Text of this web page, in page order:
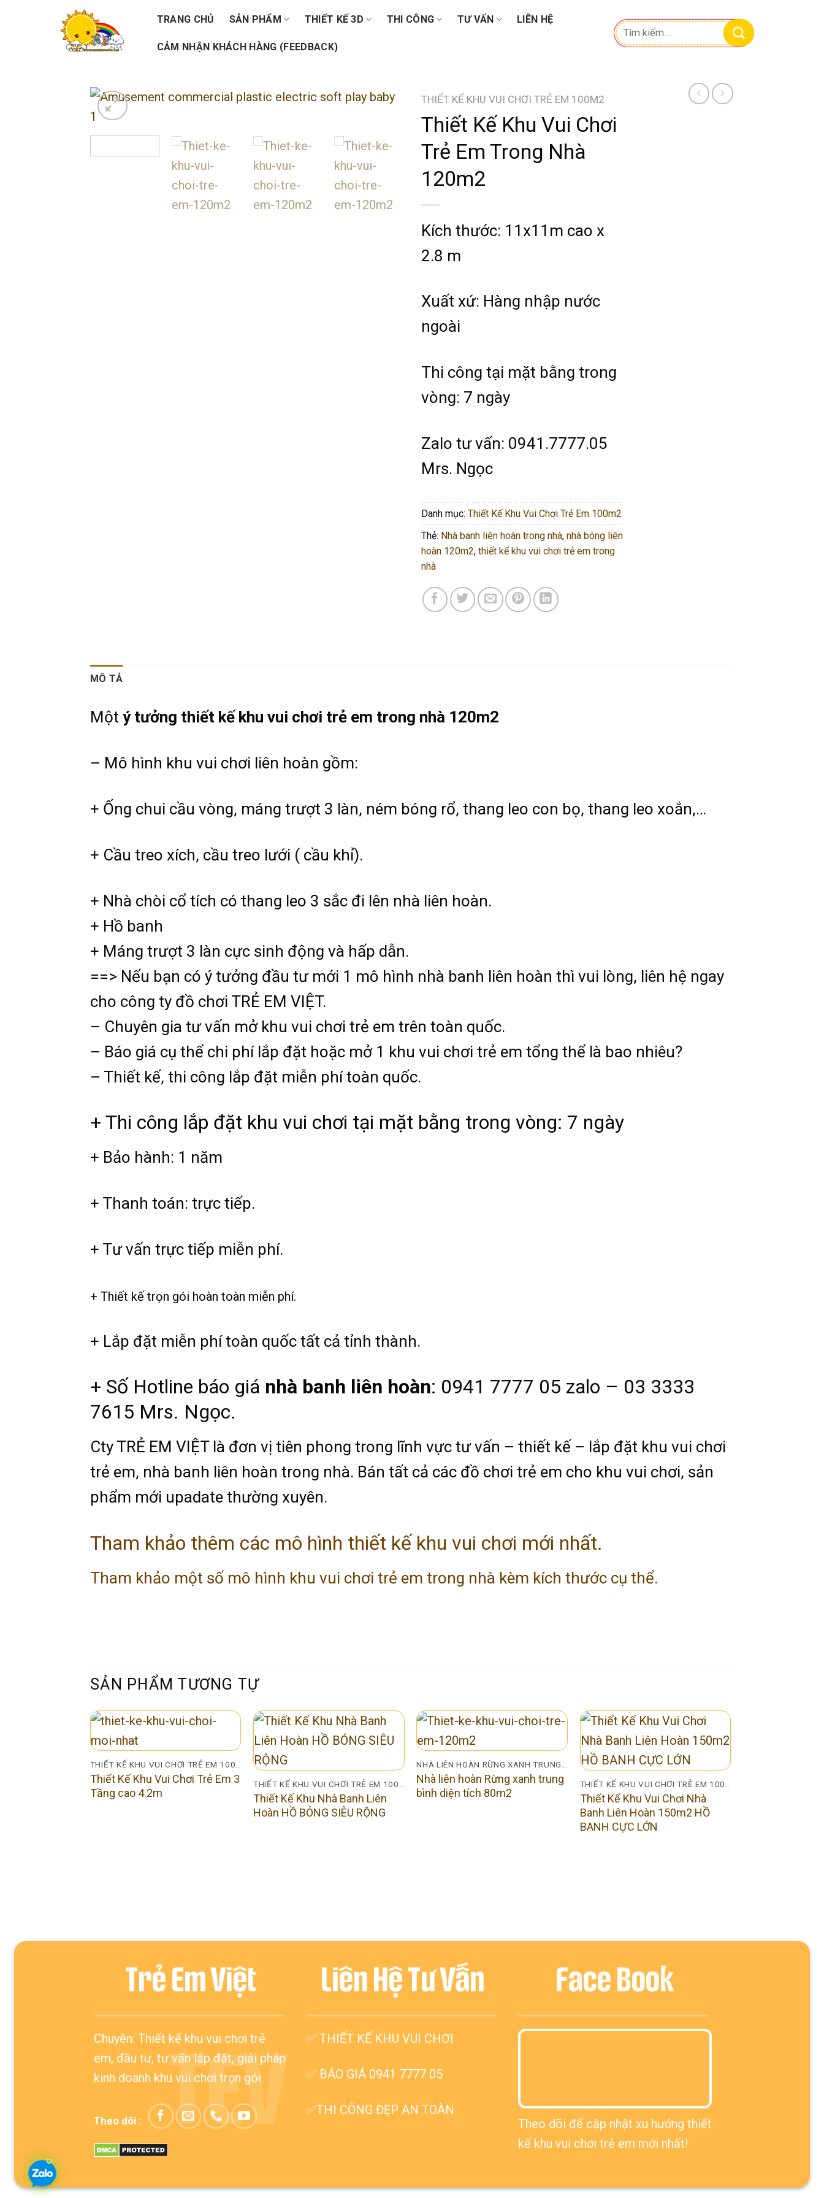
TRANG CHỦ SẢN PHẨM THIẾT KẾ 3D THI CÔNG TƯ VẤN LIÊN HỆ
CẢM NHẬN KHÁCH HÀNG (FEEDBACK)
Tìm
kiếm:
THIẾT KẾ KHU VUI CHƠI TRẺ EM 100M2
Thiết Kế Khu Vui Chơi
Trẻ Em Trong Nhà
120m2
Kích thước: 11x11m cao x
2.8 m
Xuất xứ: Hàng nhập nước
ngoài
Thi công tại mặt bằng trong
vòng: 7 ngày
Zalo tư vấn: 0941.7777.05
Mrs. Ngọc
Danh mục: Thiết Kế Khu Vui Chơi Trẻ Em 100m2
Thẻ: Nhà banh liên hoàn trong nhà, nhà bóng liên
hoàn 120m2, thiết kế khu vui chơi trẻ em trong
nhà
MÔ TẢ
Một ý tưởng thiết kế khu vui chơi trẻ em trong nhà 120m2
– Mô hình khu vui chơi liên hoàn gồm:
+ Ống chui cầu vòng, máng trượt 3 làn, ném bóng rổ, thang leo con bọ, thang leo xoắn,…
+ Cầu treo xích, cầu treo lưới ( cầu khỉ).
+ Nhà chòi cổ tích có thang leo 3 sắc đi lên nhà liên hoàn.
+ Hồ banh
+ Máng trượt 3 làn cực sinh động và hấp dẫn.
==> Nếu bạn có ý tưởng đầu tư mới 1 mô hình nhà banh liên hoàn thì vui lòng, liên hệ ngay
cho công ty đồ chơi TRẺ EM VIỆT.
– Chuyên gia tư vấn mở khu vui chơi trẻ em trên toàn quốc.
– Báo giá cụ thể chi phí lắp đặt hoặc mở 1 khu vui chơi trẻ em tổng thể là bao nhiêu?
– Thiết kế, thi công lắp đặt miễn phí toàn quốc.
+ Thi công lắp đặt khu vui chơi tại mặt bằng trong vòng: 7 ngày
+ Bảo hành: 1 năm
+ Thanh toán: trực tiếp.
+ Tư vấn trực tiếp miễn phí.
+ Thiết kế trọn gói hoàn toàn miễn phí.
+ Lắp đặt miễn phí toàn quốc tất cả tỉnh thành.
+ Số Hotline báo giá nhà banh liên hoàn: 0941 7777 05 zalo – 03 3333
7615 Mrs. Ngọc.
Cty TRẺ EM VIỆT là đơn vị tiên phong trong lĩnh vực tư vấn – thiết kế – lắp đặt khu vui chơi
trẻ em, nhà banh liên hoàn trong nhà. Bán tất cả các đồ chơi trẻ em cho khu vui chơi, sản
phẩm mới upadate thường xuyên.
Tham khảo thêm các mô hình thiết kế khu vui chơi mới nhất.
Tham khảo một số mô hình khu vui chơi trẻ em trong nhà kèm kích thước cụ thể.
SẢN PHẨM TƯƠNG TỰ
THIẾT KẾ KHU VUI CHƠI TRẺ EM 100M2
Thiết Kế Khu Vui Chơi Trẻ Em 3
Tầng cao 4.2m
THIẾT KẾ KHU VUI CHƠI TRẺ EM 100M2
Thiết Kế Khu Nhà Banh Liên
Hoàn HỒ BÓNG SIÊU RỘNG
NHÀ LIÊN HOÀN RỪNG XANH TRUNG BÌNH
Nhà liên hoàn Rừng xanh trung
bình diện tích 80m2
THIẾT KẾ KHU VUI CHƠI TRẺ EM 100M2
Thiết Kế Khu Vui Chơi Nhà
Banh Liên Hoàn 150m2 HỒ
BANH CỰC LỚN
Trẻ Em Việt
Chuyên: Thiết kế khu vui chơi trẻ
em, đầu tư, tư vấn lắp đặt, giải pháp
kinh doanh khu vui chơi trọn gói.
Theo dõi : TEV
Liên Hệ Tư Vấn
✅THIẾT KẾ KHU VUI CHƠI
✅ BÁO GIÁ 0941 7777 05
✅THI CÔNG ĐẸP AN TOÀN
Face Book
Theo dõi để cập nhật xu hướng thiết
kế khu vui chơi trẻ em mới nhất!